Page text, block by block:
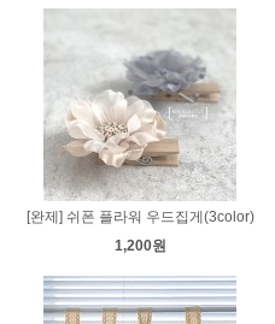
[완제] 쉬폰 플라워 우드집게(3color)
1,200원